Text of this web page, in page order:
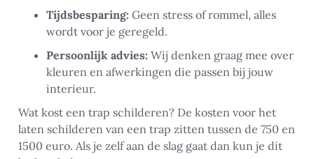
Tijdsbesparing: Geen stress of rommel, alles
wordt voor je geregeld.
Persoonlijk advies: Wij denken graag mee over
kleuren en afwerkingen die passen bij jouw
interieur.
Wat kost een trap schilderen? De kosten voor het
laten schilderen van een trap zitten tussen de 750 en
1500 euro. Als je zelf aan de slag gaat dan kun je dit